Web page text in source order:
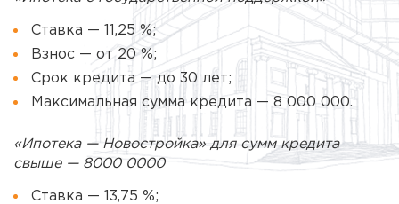
Ставка — 11,25 %;
Взнос — от 20 %;
Срок кредита — до 30 лет;
Максимальная сумма кредита — 8 000 000.
«Ипотека — Новостройка» для сумм кредита
свыше — 8000 0000
Ставка — 13,75 %;